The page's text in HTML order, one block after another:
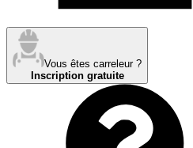
Vous êtes carreleur ?
Inscription gratuite